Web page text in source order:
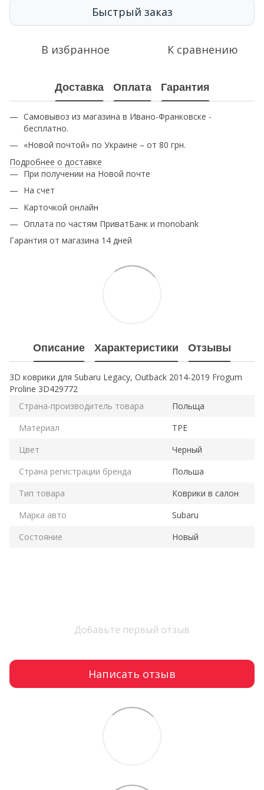
Быстрый заказ
В избранное К сравнению
Доставка Оплата Гарантия
Самовывоз из магазина в Ивано-Франковске -
бесплатно.
«Новой почтой» по Украине – от 80 грн.
Подробнее о доставке
При получении на Новой почте
На счет
Карточкой онлайн
Оплата по частям ПриватБанк и monobank
Гарантия от магазина 14 дней
Описание Характеристики Отзывы
3D коврики для Subaru Legacy, Outback 2014-2019 Frogum
Proline 3D429772
Страна-производитель товара
Польща
Материал
TPE
Цвет
Черный
Страна регистрации бренда
Польша
Тип товара
Коврики в салон
Марка авто
Subaru
Состояние
Новый
Добавьте первый отзыв
Написать отзыв